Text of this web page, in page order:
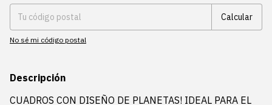
Calcular
No sé mi código postal
Descripción
CUADROS CON DISEÑO DE PLANETAS! IDEAL PARA EL